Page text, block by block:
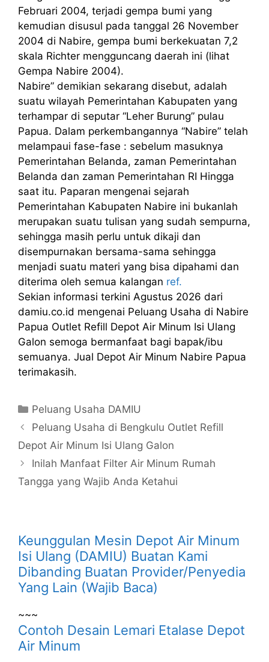
Februari 2004, terjadi gempa bumi yang
kemudian disusul pada tanggal 26 November
2004 di Nabire, gempa bumi berkekuatan 7,2
skala Richter mengguncang daerah ini (lihat
Gempa Nabire 2004).
Nabire” demikian sekarang disebut, adalah
suatu wilayah Pemerintahan Kabupaten yang
terhampar di seputar “Leher Burung” pulau
Papua. Dalam perkembangannya “Nabire” telah
melampaui fase-fase : sebelum masuknya
Pemerintahan Belanda, zaman Pemerintahan
Belanda dan zaman Pemerintahan RI Hingga
saat itu. Paparan mengenai sejarah
Pemerintahan Kabupaten Nabire ini bukanlah
merupakan suatu tulisan yang sudah sempurna,
sehingga masih perlu untuk dikaji dan
disempurnakan bersama-sama sehingga
menjadi suatu materi yang bisa dipahami dan
diterima oleh semua kalangan ref.
Sekian informasi terkini Agustus 2026 dari
damiu.co.id mengenai Peluang Usaha di Nabire
Papua Outlet Refill Depot Air Minum Isi Ulang
Galon semoga bermanfaat bagi bapak/ibu
semuanya. Jual Depot Air Minum Nabire Papua
terimakasih.
Kategori
Peluang Usaha DAMIU
Peluang Usaha di Bengkulu Outlet Refill
Depot Air Minum Isi Ulang Galon
Inilah Manfaat Filter Air Minum Rumah
Tangga yang Wajib Anda Ketahui
Keunggulan Mesin Depot Air Minum
Isi Ulang (DAMIU) Buatan Kami
Dibanding Buatan Provider/Penyedia
Yang Lain (Wajib Baca)
~~~
Contoh Desain Lemari Etalase Depot
Air Minum